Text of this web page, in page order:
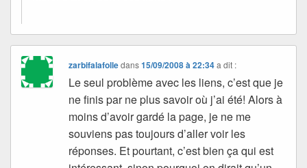
zarbifalafolledans15/09/2008 à 22:34 a dit :
Le seul problème avec les liens, c’est que je
ne finis par ne plus savoir où j’ai été! Alors à
moins d’avoir gardé la page, je ne me
souviens pas toujours d’aller voir les
réponses. Et pourtant, c’est bien ça qui est